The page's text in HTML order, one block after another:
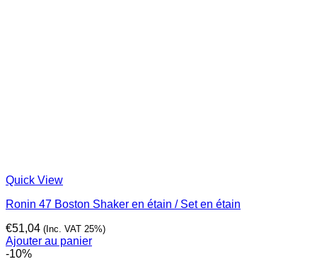
Quick View
Ronin 47 Boston Shaker en étain / Set en étain
€51,04 (Inc. VAT 25%)
Ajouter au panier
-10%